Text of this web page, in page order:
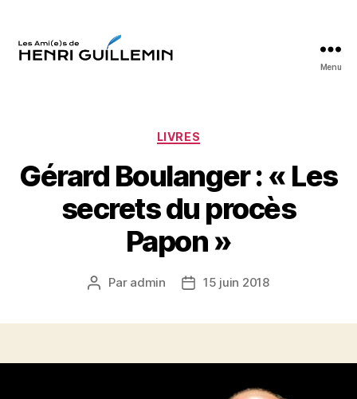
Menu
Catégories
LIVRES
Gérard Boulanger : « Les
secrets du procès
Papon »
Auteur
Par admin
Date15 juin 2018